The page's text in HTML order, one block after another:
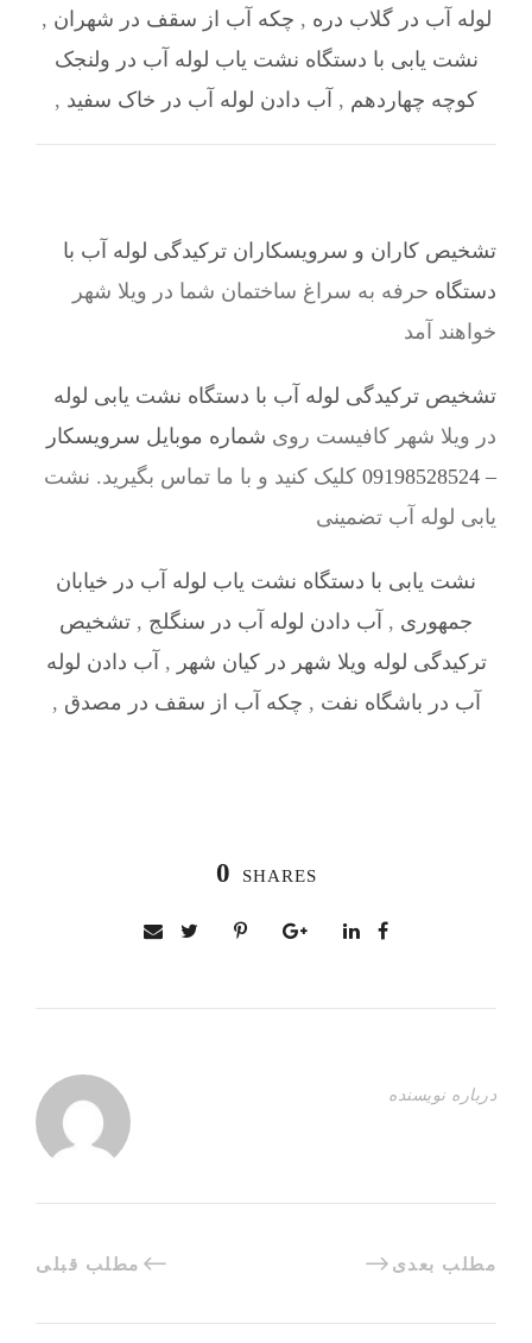
لوله آب در گلاب دره , چکه آب از سقف در شهران ,
نشت یابی با دستگاه نشت یاب لوله آب در ولنجک
کوچه چهاردهم , آب دادن لوله آب در خاک سفید ,
تشخیص کاران و سرویسکاران ترکیدگی لوله آب با
دستگاه حرفه به سراغ ساختمان شما در ویلا شهر
خواهند آمد
تشخیص ترکیدگی لوله آب با دستگاه نشت یابی لوله
در ویلا شهر کافیست روی شماره موبایل سرویسکار
– 09198528524
کلیک کنید و با ما تماس بگیرید. نشت
یابی لوله آب تضمینی
نشت یابی با دستگاه نشت یاب لوله آب در خیابان
جمهوری , آب دادن لوله آب در سنگلج , تشخیص
ترکیدگی لوله ویلا شهر در کیان شهر , آب دادن لوله
آب در باشگاه نفت , چکه آب از سقف در مصدق ,
0 SHARES
درباره نویسنده
مطلب قبلی مطلب بعدی